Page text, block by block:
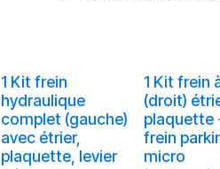
1 Kit frein
hydraulique
complet (gauche)
avec étrier,
plaquette, levier
1 Kit frein
(droit)
plaquette
frein
micro